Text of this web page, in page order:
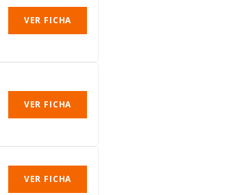
VER FICHA
VER FICHA
VER FICHA